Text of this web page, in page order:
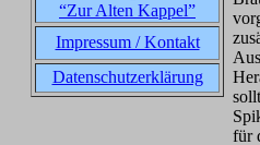
“Zur Alten Kappel”
Impressum / Kontakt
Datenschutzerklärung
für